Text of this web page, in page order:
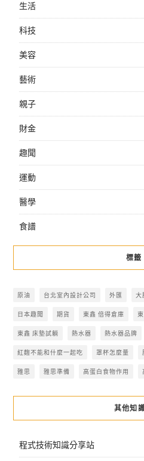
生活
科技
美容
藝術
親子
財金
趣聞
運動
醫學
食譜
標籤
原油 台北室內設計公司 外匯 大
日本趣聞 期貨 東鑫 倍得倉庫
東鑫 床墊試躺 熱水器 熱水器品牌
紅麴不能和什麼一起吃 罩杯怎麼量
雅思 雅思準備 高蛋白食物作用
其他知
程式技術知識分享站